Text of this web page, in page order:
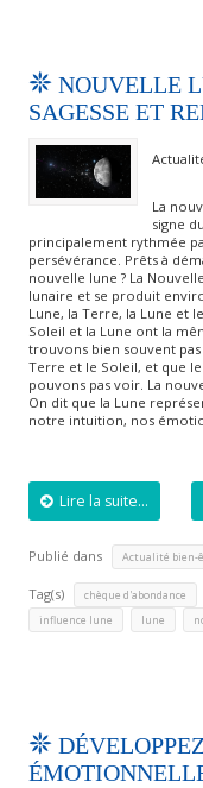
NOUVELLE
SAGESSE ET
La
signe
principalement rythmée
persévérance. Prêts à
nouvelle lune ? La
lunaire et se produit
Lune, la Terre, la Lune et
Soleil et la Lune ont la
trouvons bien souvent
Terre et le Soleil, et que
pouvons pas voir. La
On dit que la Lune
notre intuition, nos
Lire la suite...
Publié dans Actualité bien-
Tag(s) chèque d'abondance
influence lune lune